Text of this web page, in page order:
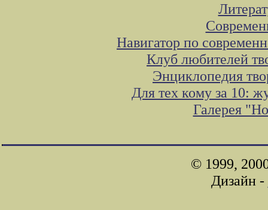
Навигатор по
Клуб любителей
Энциклопедия
Для тех кому за 10:
Галерея
© 1999,
Дизайн -